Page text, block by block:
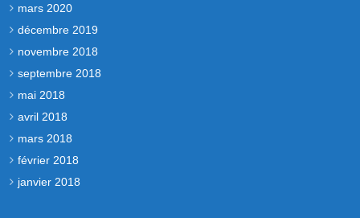
mars 2020
décembre 2019
novembre 2018
septembre 2018
mai 2018
avril 2018
mars 2018
février 2018
janvier 2018